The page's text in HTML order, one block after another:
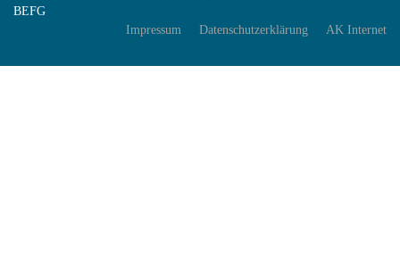
BEFG
Impressum
Datenschutzerklärung AK Internet